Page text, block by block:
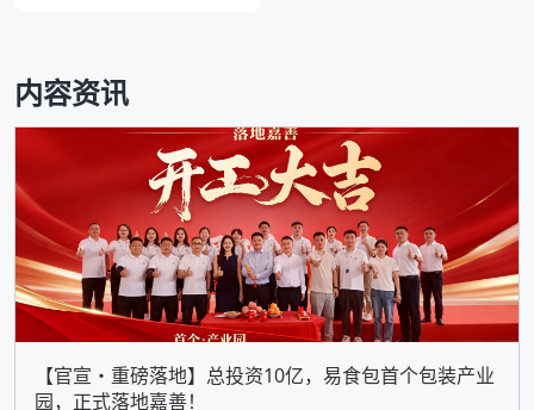
内容资讯
【官宣・重磅落地】总投资10亿，易食包首个包装产业
园，正式落地嘉善！